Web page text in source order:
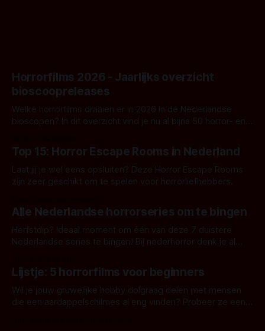
Horrorfilms 2026 - Jaarlijks overzicht
bioscoopreleases
Welke horrorfilms draaien er in 2026 in de Nederlandse
bioscopen? In dit overzicht vind je nu al bijna 50 horror- en
Top 15: Horror Escape Rooms in Nederland
Laat jij je wel eens opsluiten? Deze Horror Escape Rooms
zijn zeer geschikt om te spelen voor horrorliefhebbers.
Alle Nederlandse horrorseries om te bingen
Herfstdip? Ideaal moment om één van deze 7 duistere
Nederlandse series te bingen! Bij nederhorror denk je al
Amsterdamned of The Johnsons. Maar Nederlandse horror
is niet beperkt tot films. Hier een aantal Nederlandse tv-
series uit het duistere of horrorgenre. Als
Lijstje: 5 horrorfilms voor beginners
Wil je jouw gruwelijke hobby dolgraag delen met mensen
die een aardappelschilmes al eng vinden? Probeer ze eens